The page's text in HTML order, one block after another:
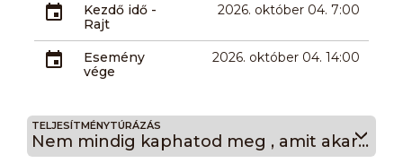
Kezdő idő -
Rajt
2026. október 04. 7:00
Esemény
vége
2026. október 04. 14:00
TELJESÍTMÉNYTÚRÁZÁS
Nem mindig kaphatod meg , amit akarsz 3.3